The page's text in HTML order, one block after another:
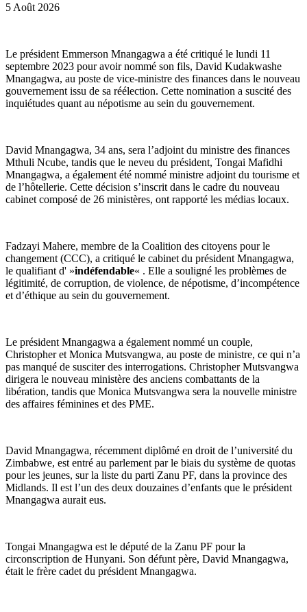
5 Août 2026
Le président Emmerson Mnangagwa a été critiqué le lundi 11
septembre 2023 pour avoir nommé son fils, David Kudakwashe
Mnangagwa, au poste de vice-ministre des finances dans le nouveau
gouvernement issu de sa réélection. Cette nomination a suscité des
inquiétudes quant au népotisme au sein du gouvernement.
David Mnangagwa, 34 ans, sera l’adjoint du ministre des finances
Mthuli Ncube, tandis que le neveu du président, Tongai Mafidhi
Mnangagwa, a également été nommé ministre adjoint du tourisme et
de l’hôtellerie. Cette décision s’inscrit dans le cadre du nouveau
cabinet composé de 26 ministères, ont rapporté les médias locaux.
Fadzayi Mahere, membre de la Coalition des citoyens pour le
changement (CCC), a critiqué le cabinet du président Mnangagwa,
le qualifiant d' »indéfendable« . Elle a souligné les problèmes de
légitimité, de corruption, de violence, de népotisme, d’incompétence
et d’éthique au sein du gouvernement.
Le président Mnangagwa a également nommé un couple,
Christopher et Monica Mutsvangwa, au poste de ministre, ce qui n’a
pas manqué de susciter des interrogations. Christopher Mutsvangwa
dirigera le nouveau ministère des anciens combattants de la
libération, tandis que Monica Mutsvangwa sera la nouvelle ministre
des affaires féminines et des PME.
David Mnangagwa, récemment diplômé en droit de l’université du
Zimbabwe, est entré au parlement par le biais du système de quotas
pour les jeunes, sur la liste du parti Zanu PF, dans la province des
Midlands. Il est l’un des deux douzaines d’enfants que le président
Mnangagwa aurait eus.
Tongai Mnangagwa est le député de la Zanu PF pour la
circonscription de Hunyani. Son défunt père, David Mnangagwa,
était le frère cadet du président Mnangagwa.